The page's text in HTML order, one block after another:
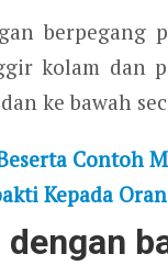
berpegang
kolam dan
ke bawah
Contoh
Kepada